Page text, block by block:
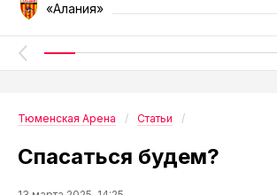
«Алания»
Тюменская Арена Статьи
Спасаться будем?